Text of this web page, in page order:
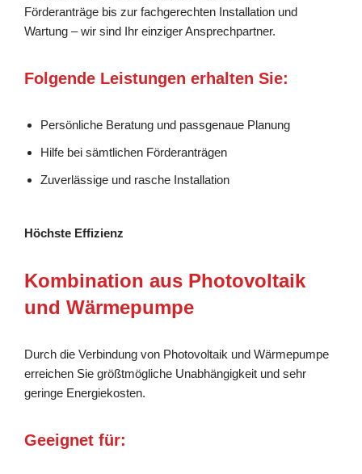
Förderanträge bis zur fachgerechten Installation und
Wartung – wir sind Ihr einziger Ansprechpartner.
Folgende Leistungen erhalten Sie:
Persönliche Beratung und passgenaue Planung
Hilfe bei sämtlichen Förderanträgen
Zuverlässige und rasche Installation
Höchste Effizienz
Kombination aus Photovoltaik
und Wärmepumpe
Durch die Verbindung von Photovoltaik und Wärmepumpe
erreichen Sie größtmögliche Unabhängigkeit und sehr
geringe Energiekosten.
Geeignet für: